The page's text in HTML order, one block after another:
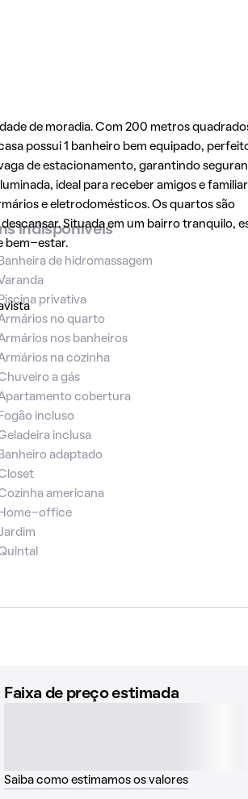
de moradia. Com 200 metros
possui 1 banheiro bem equipado,
de estacionamento, garantindo
ideal para receber amigos e
e eletrodomésticos. Os quartos são
Situada em um bairro tranquilo,
bem-estar.
indisponíveis
Banheira de hidromassagem
Piscina privativa
no quarto
nos banheiros
na cozinha
a gás
cobertura
Fogão incluso
inclusa
Banheiro adaptado
americana
Home-office
Faixa de preço estimada
Saiba como estimamos os valores